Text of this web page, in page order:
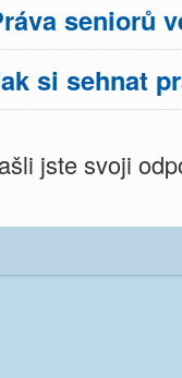
seniorů
si sehnat
jste svoji